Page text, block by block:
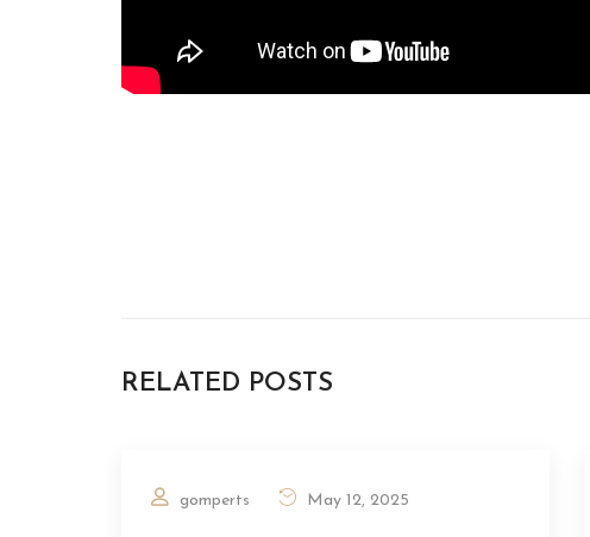
RELATED POSTS
gomperts May 12, 2025